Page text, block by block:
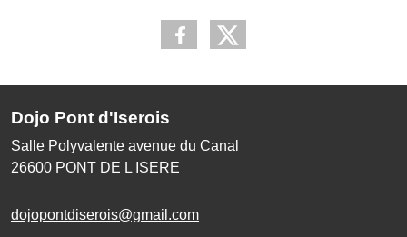
Dojo Pont d'Iserois
Salle Polyvalente avenue du Canal
26600 PONT DE L ISERE
dojopontdiserois@gmail.com